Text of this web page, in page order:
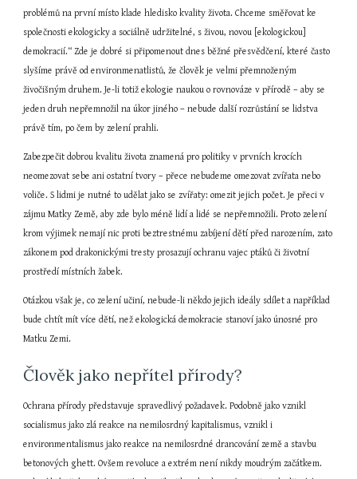
problémů na první místo klade hledisko kvality života. Chceme směřovat ke
společnosti ekologicky a sociálně udržitelné, s živou, novou [ekologickou]
demokracií.“ Zde je dobré si připomenout dnes běžné přesvědčení, které často
slyšíme právě od environmenatlistů, že člověk je velmi přemnoženým
živočišným druhem. Je-li totiž ekologie naukou o rovnováze v přírodě – aby se
jeden druh nepřemnožil na úkor jiného – nebude další rozrůstání se lidstva
právě tím, po čem by zelení prahli.
Zabezpečit dobrou kvalitu života znamená pro politiky v prvních krocích
neomezovat sebe ani ostatní tvory – přece nebudeme omezovat zvířata nebo
voliče. S lidmi je nutné to udělat jako se zvířaty: omezit jejich počet. Je přeci v
zájmu Matky Země, aby zde bylo méně lidí a lidé se nepřemnožili. Proto zelení
krom výjimek nemají nic proti beztrestnému zabíjení dětí před narozením, zato
zákonem pod drakonickými tresty prosazují ochranu vajec ptáků či životní
prostředí místních žabek.
Otázkou však je, co zelení učiní, nebude-li někdo jejich ideály sdílet a například
bude chtít mít více dětí, než ekologická demokracie stanoví jako únosné pro
Matku Zemi.
Člověk jako nepřítel přírody?
Ochrana přírody představuje spravedlivý požadavek. Podobně jako vznikl
socialismus jako zlá reakce na nemilosrdný kapitalismus, vznikl i
environmentalismus jako reakce na nemilosrdné drancování země a stavbu
betonových ghett. Ovšem revoluce a extrém není nikdy moudrým začátkem.